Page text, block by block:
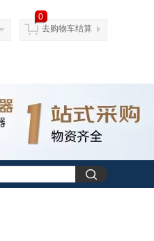
0
去购物车结算